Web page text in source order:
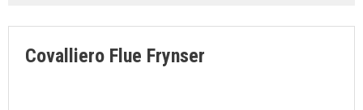
FAVORIT
Covalliero Flue Frynser